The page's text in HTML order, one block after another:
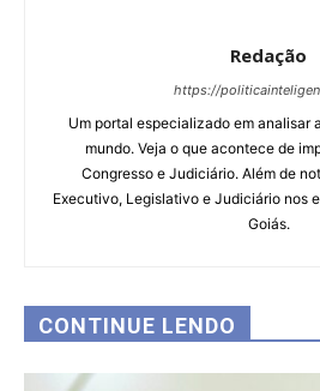
Redação
https://
Um portal especializado em analisar
mundo. Veja o que acontece de
Congresso e Judiciário. Além de
Executivo, Legislativo e Judiciário nos
Goiás.
CONTINUE LENDO